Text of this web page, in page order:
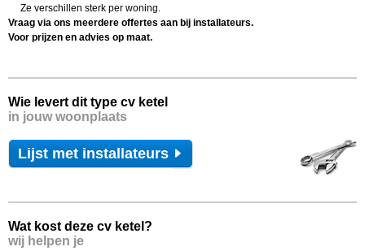
Wat kost deze cv ketel?
wij helpen je
Ze verschillen sterk per woning.
Vraag via ons meerdere offertes aan bij installateurs.
Voor prijzen en advies op maat.
Wie levert dit type cv ketel
in jouw woonplaats
Lijst met installateurs